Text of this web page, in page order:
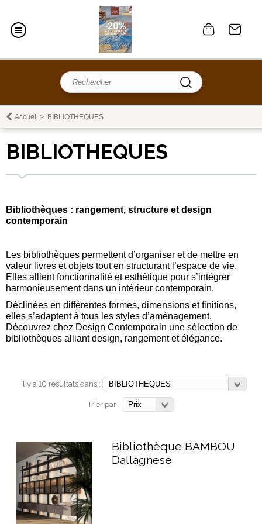
Accueil > BIBLIOTHEQUES
BIBLIOTHEQUES
Bibliothèques : rangement, structure et design
contemporain
Les bibliothèques permettent d’organiser et de mettre en
valeur livres et objets tout en structurant l’espace de vie.
Elles allient fonctionnalité et esthétique pour s’intégrer
harmonieusement dans un intérieur contemporain.
Déclinées en différentes formes, dimensions et finitions,
elles s’adaptent à tous les styles d’aménagement.
Découvrez chez Design Contemporain une sélection de
bibliothèques alliant design, rangement et élégance.
Il y a 10 résultats dans :
Trier par :
Bibliothèque BAMBOU
Dallagnese